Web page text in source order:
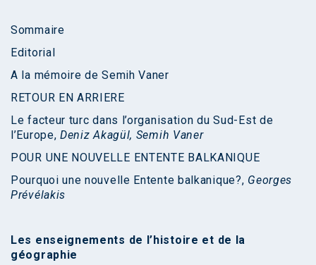
Sommaire
Editorial
A la mémoire de Semih Vaner
RETOUR EN ARRIERE
Le facteur turc dans l’organisation du Sud-Est de
l’Europe, Deniz Akagül, Semih Vaner
POUR UNE NOUVELLE ENTENTE BALKANIQUE
Pourquoi une nouvelle Entente balkanique?, Georges
Prévélakis
Les enseignements de l’histoire et de la
géographie